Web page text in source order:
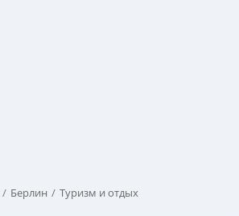
Берлин
Туризм и отдых